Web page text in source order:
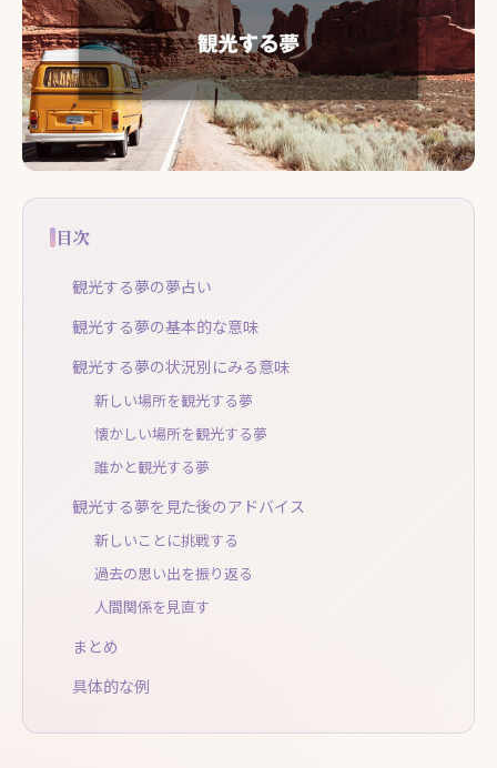
目次
観光する夢の夢占い
観光する夢の基本的な意味
観光する夢の状況別にみる意味
新しい場所を観光する夢
懐かしい場所を観光する夢
誰かと観光する夢
観光する夢を見た後のアドバイス
新しいことに挑戦する
過去の思い出を振り返る
人間関係を見直す
まとめ
具体的な例